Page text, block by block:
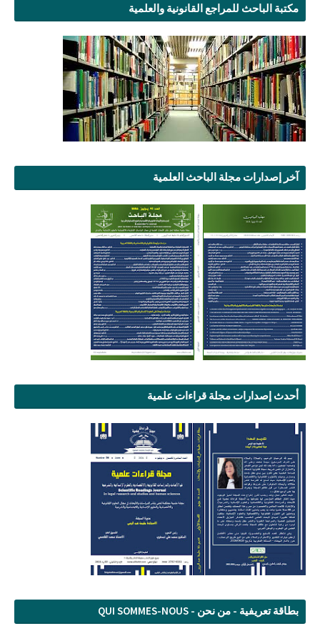
مكتبة الباحث للمراجع القانونية والعلمية
آخر إصدارات مجلة الباحث العلمية
أحدث إصدارات مجلة قراءات علمية
بطاقة تعريفية - من نحن - QUI SOMMES-NOUS